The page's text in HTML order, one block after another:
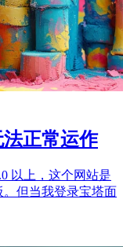
正常运作
以上，这个网站是
但当我登录宝塔面